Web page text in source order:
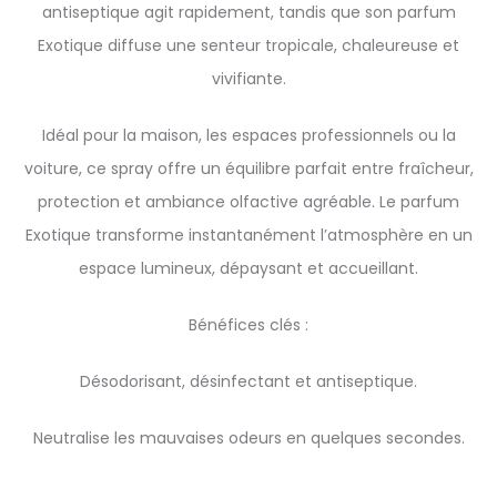
antiseptique agit rapidement, tandis que son parfum
Exotique diffuse une senteur tropicale, chaleureuse et
vivifiante.
Idéal pour la maison, les espaces professionnels ou la
voiture, ce spray offre un équilibre parfait entre fraîcheur,
protection et ambiance olfactive agréable. Le parfum
Exotique transforme instantanément l’atmosphère en un
espace lumineux, dépaysant et accueillant.
Bénéfices clés :
Désodorisant, désinfectant et antiseptique.
Neutralise les mauvaises odeurs en quelques secondes.